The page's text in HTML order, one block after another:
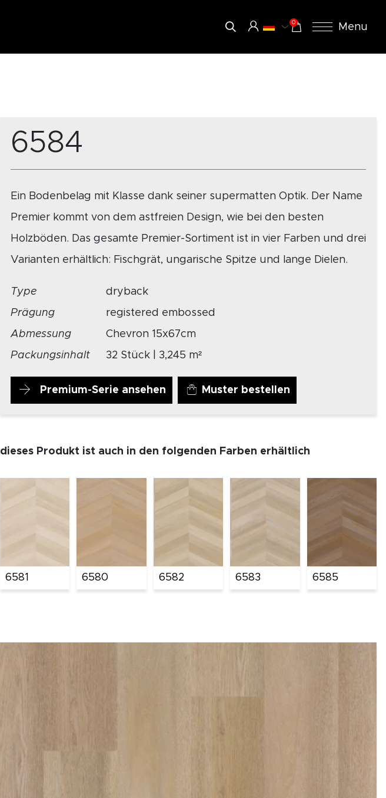
0 Menu
6584
Ein Bodenbelag mit Klasse dank seiner supermatten Optik. Der Name
Premier kommt von dem astfreien Design, wie bei den besten
Holzböden. Das gesamte Premier-Sortiment ist in vier Farben und drei
Varianten erhältlich: Fischgrät, ungarische Spitze und lange Dielen.
Type
dryback
Prägung
registered embossed
Abmessung
Chevron 15x67cm
Packungsinhalt
32 Stück | 3,245 m²
Premium-Serie ansehen Muster bestellen
dieses Produkt ist auch in den folgenden Farben erhältlich
6581 6580 6582 6583 6585